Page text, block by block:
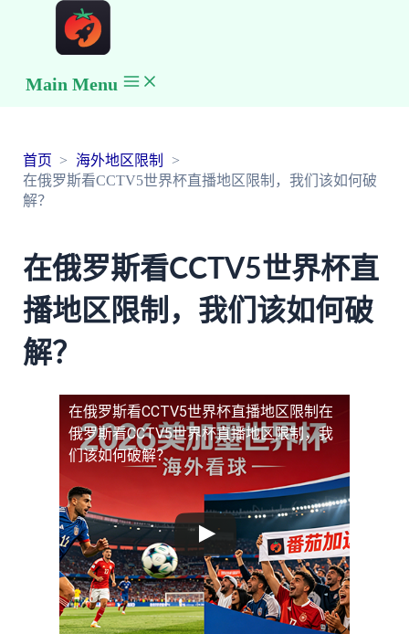
Main Menu
首页
海外地区限制
在俄罗斯看CCTV5世界杯直播地区限制，我们该如何破
解？
在俄罗斯看CCTV5世界杯直
播地区限制，我们该如何破
解？
在俄罗斯看CCTV5世界杯直播地区限制 在
俄罗斯看CCTV5世界杯直播地区限制，我
们该如何破解？